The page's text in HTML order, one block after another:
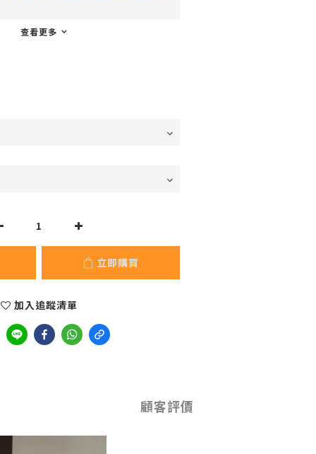
查看更多
立即購買
加入追蹤清單
顧客評價